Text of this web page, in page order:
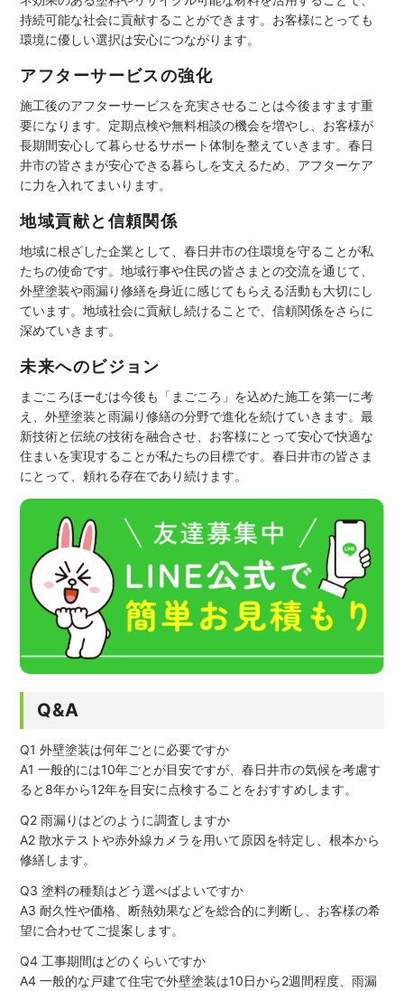
持続可能な社会に貢献することができます。お客様にとっても
環境に優しい選択は安心につながります。
アフターサービスの強化
施工後のアフターサービスを充実させることは今後ますます重
要になります。定期点検や無料相談の機会を増やし、お客様が
長期間安心して暮らせるサポート体制を整えていきます。春日
井市の皆さまが安心できる暮らしを支えるため、アフターケア
に力を入れてまいります。
地域貢献と信頼関係
地域に根ざした企業として、春日井市の住環境を守ることが私
たちの使命です。地域行事や住民の皆さまとの交流を通じて、
外壁塗装や雨漏り修繕を身近に感じてもらえる活動も大切にし
ています。地域社会に貢献し続けることで、信頼関係をさらに
深めていきます。
未来へのビジョン
まごころほーむは今後も「まごころ」を込めた施工を第一に考
え、外壁塗装と雨漏り修繕の分野で進化を続けていきます。最
新技術と伝統の技術を融合させ、お客様にとって安心で快適な
住まいを実現することが私たちの目標です。春日井市の皆さま
にとって、頼れる存在であり続けます。
Q&A
Q1 外壁塗装は何年ごとに必要ですか
A1 一般的には10年ごとが目安ですが、春日井市の気候を考慮す
ると8年から12年を目安に点検することをおすすめします。
Q2 雨漏りはどのように調査しますか
A2 散水テストや赤外線カメラを用いて原因を特定し、根本から
修繕します。
Q3 塗料の種類はどう選べばよいですか
A3 耐久性や価格、断熱効果などを総合的に判断し、お客様の希
望に合わせてご提案します。
Q4 工事期間はどのくらいですか
A4 一般的な戸建て住宅で外壁塗装は10日から2週間程度、雨漏